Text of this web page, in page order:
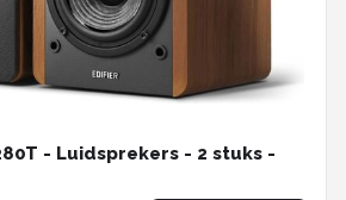
- Luidsprekers - 2 stuks -